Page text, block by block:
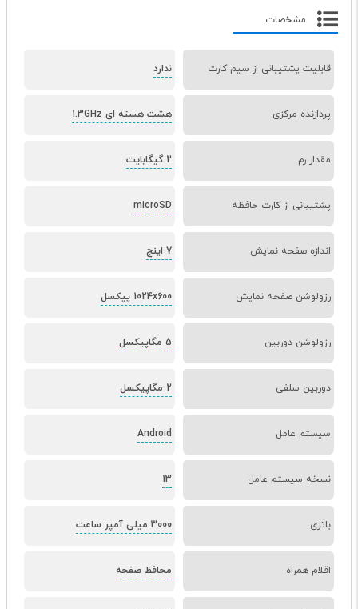
مشخصات
قابلیت پشتیبانی از سیم کارت ندارد
پردازنده‌ مرکزی هشت هسته ای 1.3GHz
مقدار رم 2 گیگابایت
پشتیبانی از کارت حافظه microSD
اندازه صفحه نمایش 7 اینچ
رزولوشن صفحه نمایش 1024x600 پیکسل
رزولوشن دوربین 5 مگاپیکسل
دوربین سلفی 2 مگاپیکسل
سیستم عامل Android
نسخه سیستم عامل 13
باتری 3000 میلی آمپر ساعت
اقلام همراه محافظ صفحه